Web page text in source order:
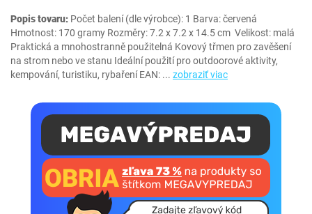
Popis tovaru: Počet balení (dle výrobce): 1 Barva: červená
Hmotnost: 170 gramy Rozměry: 7.2 x 7.2 x 14.5 cm Velikost: malá
Praktická a mnohostranně použitelná Kovový třmen pro zavěšení
na strom nebo ve stanu Ideální použití pro outdoorové aktivity,
kempování, turistiku, rybaření EAN: ... zobraziť viac